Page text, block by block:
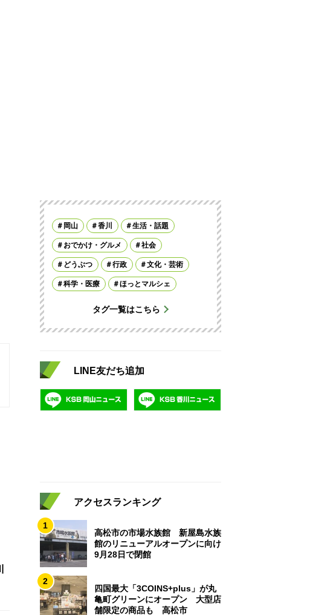
岡山 香川 生活・話題
おでかけ・グルメ 社会
どうぶつ 行政 文化・芸術
科学・医療 ほっとマルシェ
タグ一覧はこちら
LINE友だち追加
アクセスランキング
1
高松市の市場水族館 新屋島水族
館のリニューアルオープンに向け
9月28日で閉館
2
四国最大「3COINS+plus」が丸
亀町グリーンにオープン 大型店
舗限定の商品も 高松市